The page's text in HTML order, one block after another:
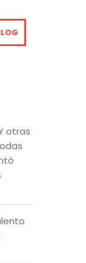
otras